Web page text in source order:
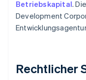
Betriebskapital.
Development
Rechtlicher